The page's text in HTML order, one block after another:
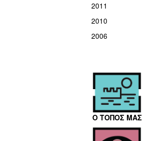
2011
2010
2006
Ο ΤΟΠΟΣ ΜΑΣ